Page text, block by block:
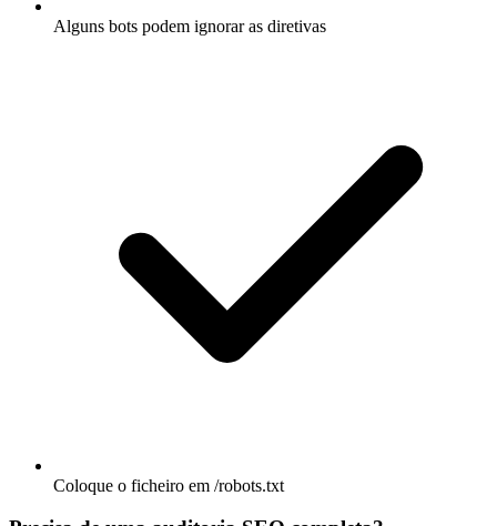
Alguns bots podem ignorar as diretivas
Coloque o ficheiro em /robots.txt